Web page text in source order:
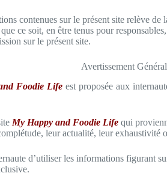
contenues sur le présent site relève
ce soit, en être tenus pour
sur le présent site.
Avertissement Général
Foodie Lifeest proposée aux
My Happy and Foodie Lifequi
leur actualité, leur exhaustivité
d’utiliser les informations figurant